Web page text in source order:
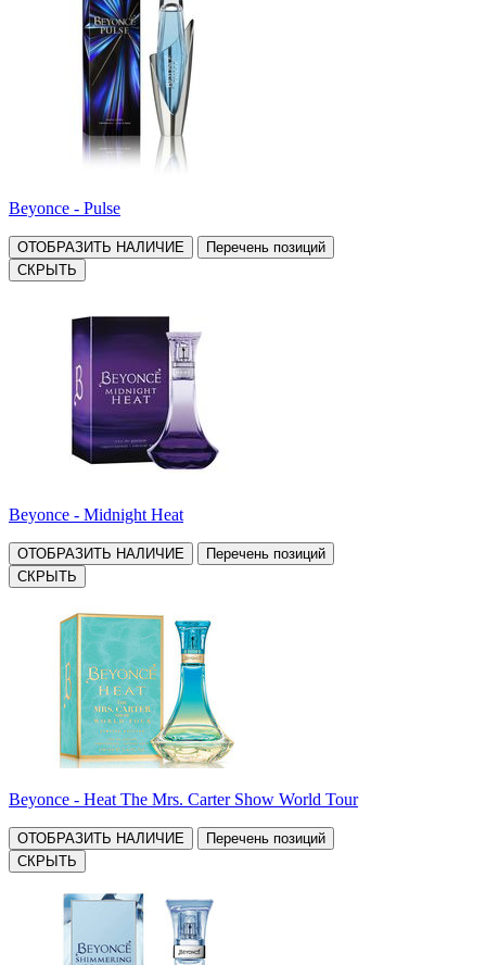
Beyonce - Pulse
ОТОБРАЗИТЬ НАЛИЧИЕ
Перечень позиций
СКРЫТЬ
Beyonce - Midnight Heat
ОТОБРАЗИТЬ НАЛИЧИЕ
Перечень позиций
СКРЫТЬ
Beyonce - Heat The Mrs. Carter Show World Tour
ОТОБРАЗИТЬ НАЛИЧИЕ
Перечень позиций
СКРЫТЬ